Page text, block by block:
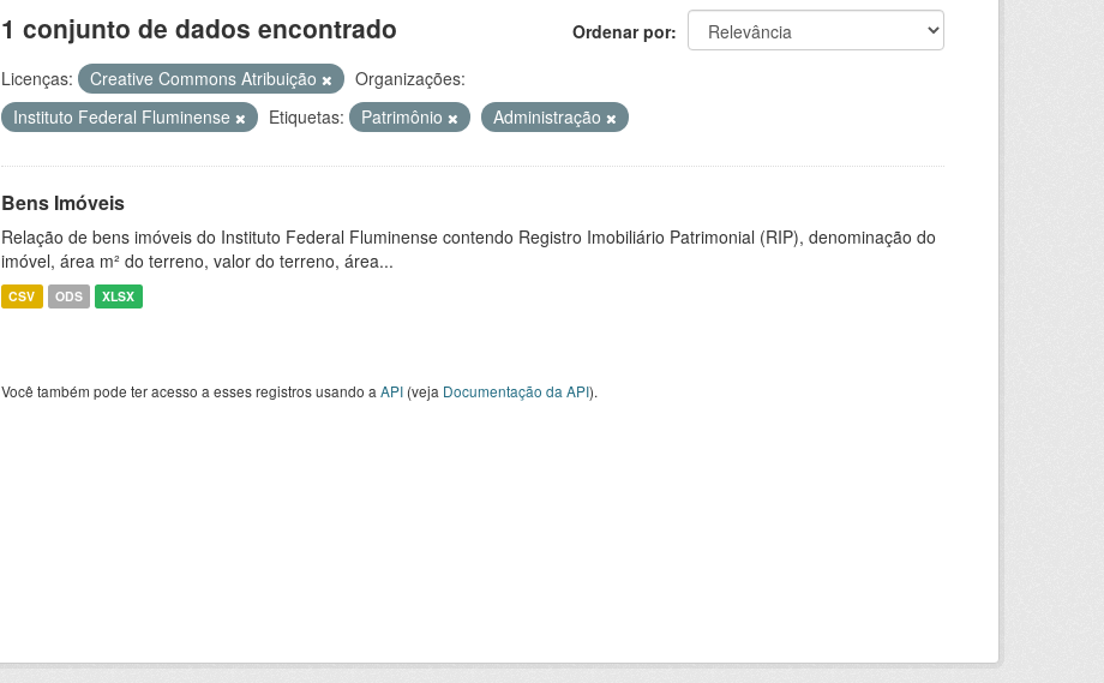
Ordenar por
1 conjunto de dados encontrado
Licenças: Creative Commons Atribuição
Organizações:
Instituto Federal Fluminense
Etiquetas: Patrimônio Administração
Bens Imóveis
Relação de bens imóveis do Instituto Federal Fluminense contendo Registro Imobiliário Patrimonial (RIP), denominação do
imóvel, área m² do terreno, valor do terreno, área...
CSV ODS XLSX
Você também pode ter acesso a esses registros usando a API (veja Documentação da API).